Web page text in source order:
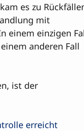
es zu
mit
einem einzigen
anderen Fall
ist der
erreicht